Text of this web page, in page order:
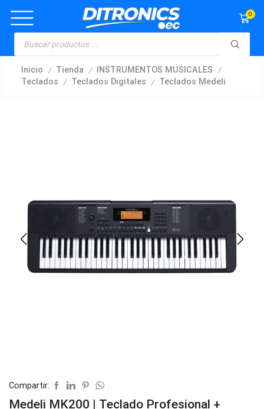
0
Inicio / Tienda / INSTRUMENTOS MUSICALES /
Teclados / Teclados Digitales / Teclados Medeli
Compartir:
Medeli MK200 | Teclado Profesional +